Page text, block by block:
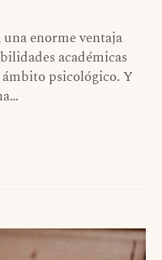
enorme ventaja
académicas
ámbito psicológico. Y